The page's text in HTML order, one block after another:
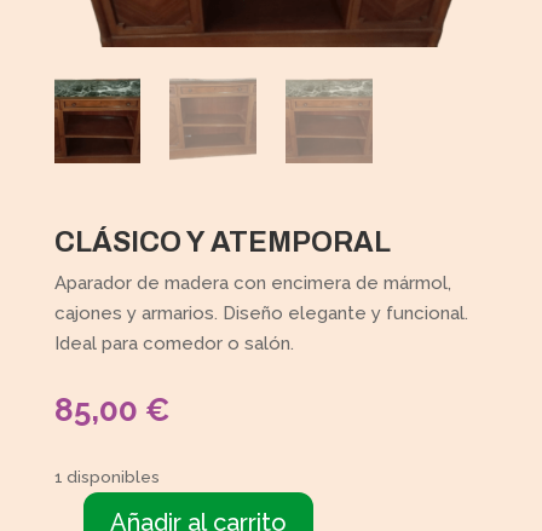
CLÁSICO Y ATEMPORAL
Aparador de madera con encimera de mármol,
cajones y armarios. Diseño elegante y funcional.
Ideal para comedor o salón.
85,00 €
1 disponibles
Añadir al carrito